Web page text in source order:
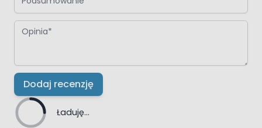
Opinia
Dodaj recenzję
Ładuję...